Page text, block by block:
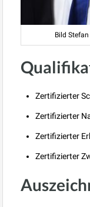
Bild
Zertifizierter
Zertifizierter
Zertifizierter
Zertifizierter